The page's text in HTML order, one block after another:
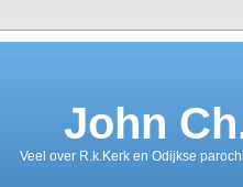
John
Veel over R.k.Kerk en Odijkse